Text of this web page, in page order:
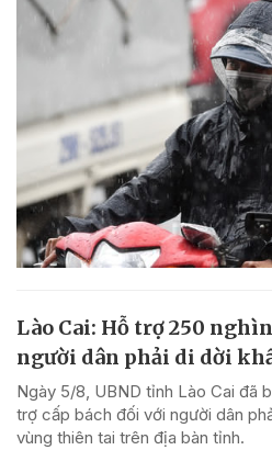
Lào Cai: Hỗ trợ 250
người dân phải di dời
Ngày 5/8, UBND tỉnh Lào Cai đã
trợ cấp bách đối với người dân
vùng thiên tai trên địa bàn tỉnh.